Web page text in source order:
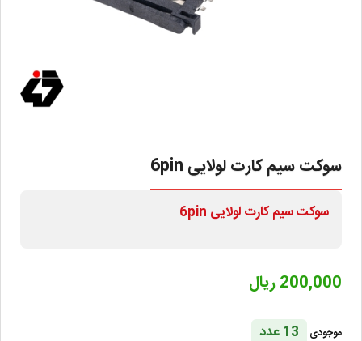
سوکت سیم کارت لولایی 6pin
سوکت سیم کارت لولایی 6pin
200,000 ریال
موجودی
13 عدد